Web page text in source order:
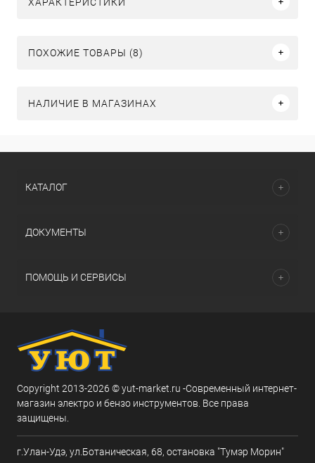
ПОХОЖИЕ ТОВАРЫ (8)
НАЛИЧИЕ В МАГАЗИНАХ
КАТАЛОГ
ДОКУМЕНТЫ
ПОМОЩЬ И СЕРВИСЫ
Copyright 2013-2026 © yut-market.ru -Современный интернет-
магазин электро и бензо инструментов. Все права
защищены.
г.Улан-Удэ, ул.Ботаническая, 68, остановка "Тумэр Морин"